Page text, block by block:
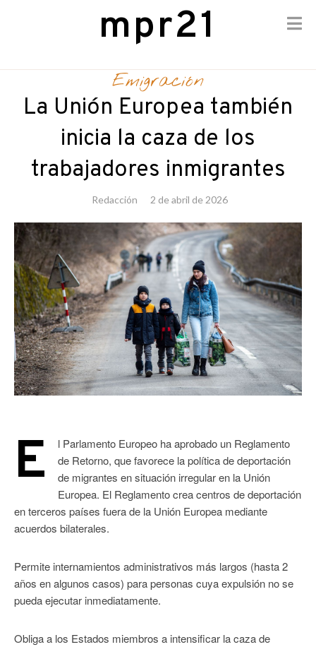
content
mpr21
Emigración
La Unión Europea también
inicia la caza de los
trabajadores inmigrantes
Redacción 2 de abril de 2026
E
l Parlamento Europeo ha aprobado un Reglamento
de Retorno, que favorece la política de deportación
de migrantes en situación irregular en la Unión
Europea. El Reglamento crea centros de deportación
en terceros países fuera de la Unión Europea mediante
acuerdos bilaterales.
Permite internamientos administrativos más largos (hasta 2
años en algunos casos) para personas cuya expulsión no se
pueda ejecutar inmediatamente.
Obliga a los Estados miembros a intensificar la caza de